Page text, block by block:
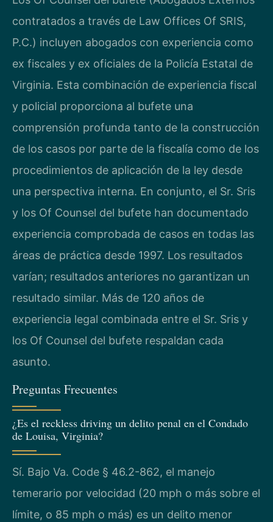
contratados a través de Law Offices Of SRIS,
P.C.) incluyen abogados con experiencia como
ex fiscales y ex oficiales de la Policía Estatal de
Virginia. Esta combinación de experiencia fiscal
y policial proporciona al bufete una
comprensión profunda tanto de la construcción
de los casos por parte de la fiscalía como de los
procedimientos de aplicación de la ley desde
una perspectiva interna. En conjunto, el Sr. Sris
y los Of Counsel del bufete han documentado
experiencia comprobada de casos en todas las
áreas de práctica desde 1997. Los resultados
varían; resultados anteriores no garantizan un
resultado similar. Más de 120 años de
experiencia legal combinada entre el Sr. Sris y
los Of Counsel del bufete respaldan cada
asunto.
Preguntas Frecuentes
¿Es el reckless driving un delito penal en el Condado
de Louisa, Virginia?
Sí. Bajo Va. Code § 46.2-862, el manejo
temerario por velocidad (20 mph o más sobre el
límite, o 85 mph o más) es un delito menor